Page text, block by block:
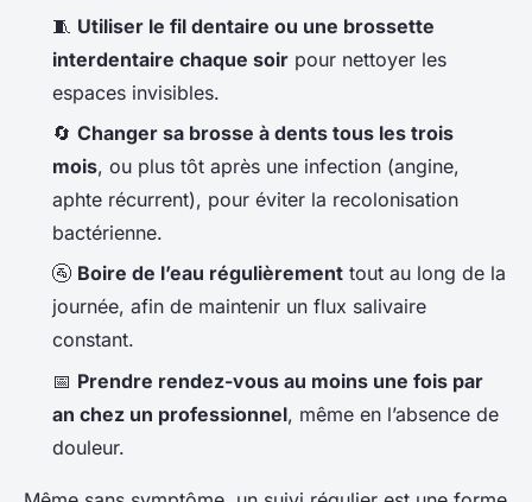
🧵 Utiliser le fil dentaire ou une brossette
interdentaire chaque soir pour nettoyer les
espaces invisibles.
🔄 Changer sa brosse à dents tous les trois
mois, ou plus tôt après une infection (angine,
aphte récurrent), pour éviter la recolonisation
bactérienne.
🚰 Boire de l’eau régulièrement tout au long de la
journée, afin de maintenir un flux salivaire
constant.
📅 Prendre rendez-vous au moins une fois par
an chez un professionnel, même en l’absence de
douleur.